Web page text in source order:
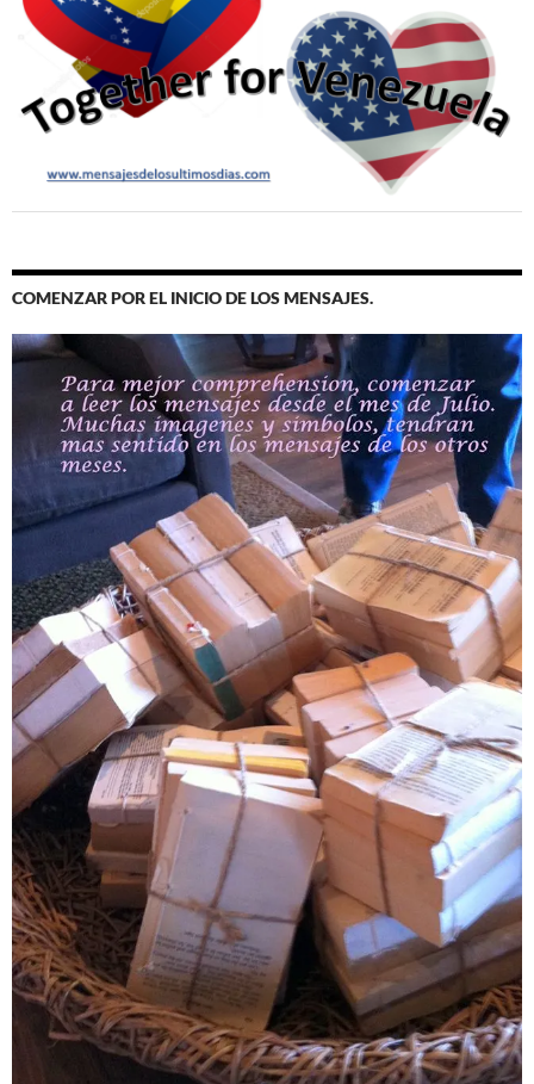
COMENZAR POR EL INICIO DE LOS MENSAJES.